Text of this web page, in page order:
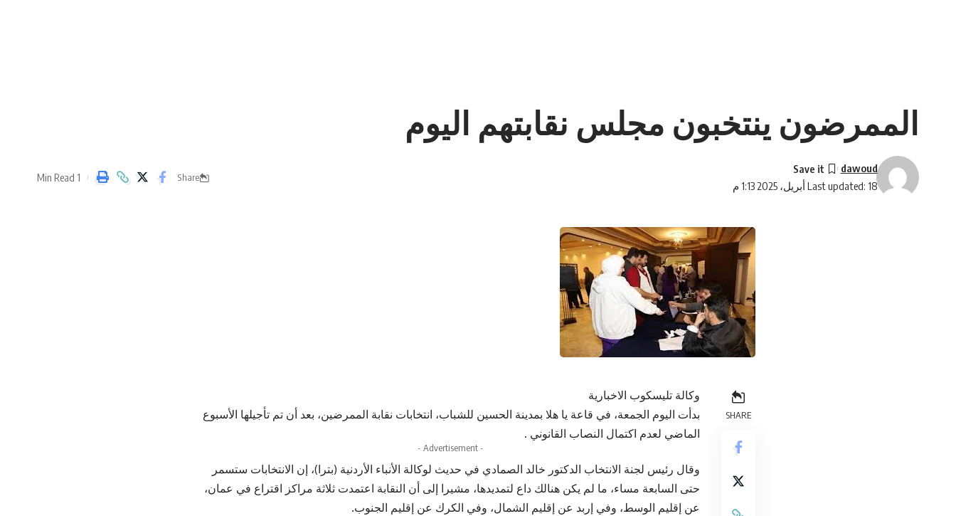
الممرضون ينتخبون مجلس نقابتهم اليوم
Last updated: 18 أبريل، 2025 1:13 م
dawoud
Share
1 Min Read
SHARE
وكالة تليسكوب الاخبارية
بدأت اليوم الجمعة، في قاعة يا هلا بمدينة الحسين للشباب، انتخابات نقابة الممرضين، بعد أن تم تأجيلها الأسبوع
الماضي لعدم اكتمال النصاب القانوني .
- Advertisement -
وقال رئيس لجنة الانتخاب الدكتور خالد الصمادي في حديث لوكالة الأنباء الأردنية (بترا)، إن الانتخابات ستسمر
حتى السابعة مساء، ما لم يكن هنالك داع لتمديدها، مشيرا إلى أن النقابة اعتمدت ثلاثة مراكز اقتراع في عمان،
عن إقليم الوسط، وفي إربد عن إقليم الشمال، وفي الكرك عن إقليم الجنوب.